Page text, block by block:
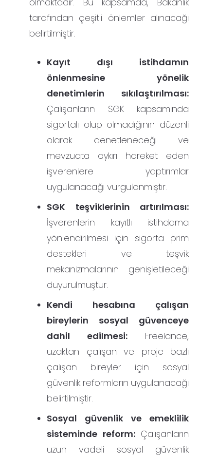
tarafından çeşitli önlemler alınacağı
belirtilmiştir.
Kayıt dışı istihdamın
önlenmesine yönelik
denetimlerin sıkılaştırılması:
Çalışanların SGK kapsamında
sigortalı olup olmadığının düzenli
olarak denetleneceği ve
mevzuata aykırı hareket eden
işverenlere yaptırımlar
uygulanacağı vurgulanmıştır.
SGK teşviklerinin artırılması:
İşverenlerin kayıtlı istihdama
yönlendirilmesi için sigorta prim
destekleri ve teşvik
mekanizmalarının genişletileceği
duyurulmuştur.
Kendi hesabına çalışan
bireylerin sosyal güvenceye
dahil edilmesi: Freelance,
uzaktan çalışan ve proje bazlı
çalışan bireyler için sosyal
güvenlik reformların uygulanacağı
belirtilmiştir.
Sosyal güvenlik ve emeklilik
sisteminde reform: Çalışanların
uzun vadeli sosyal güvenlik